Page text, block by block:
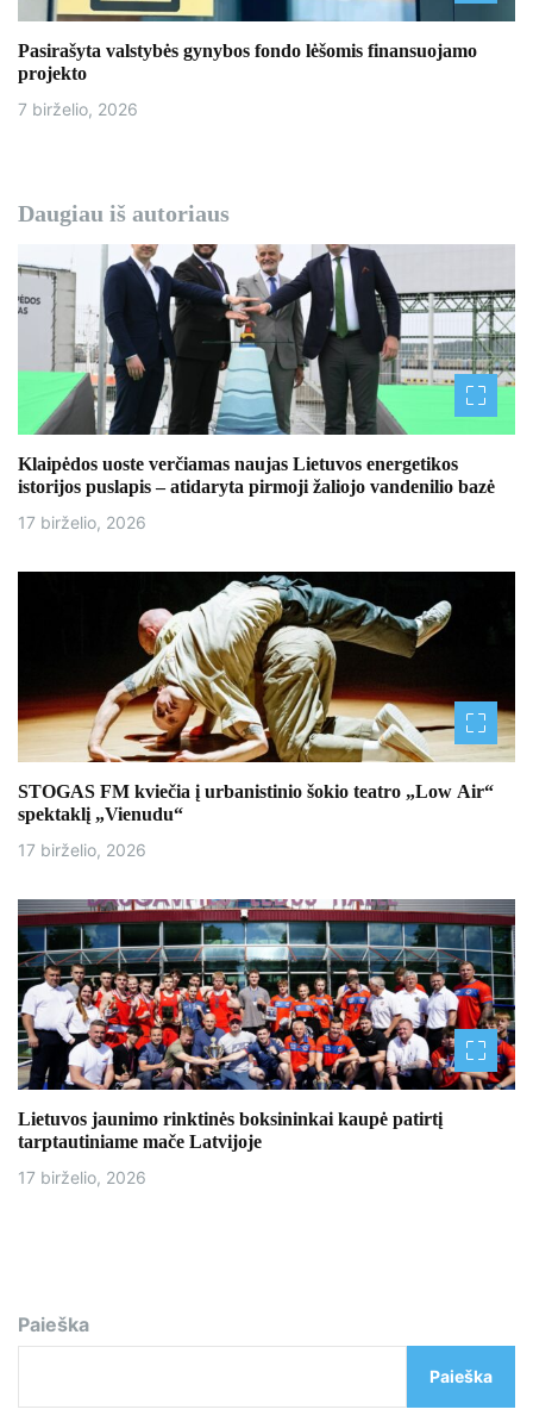
Pasirašyta valstybės gynybos fondo lėšomis finansuojamo
projekto
7 birželio, 2026
Daugiau iš autoriaus
Klaipėdos uoste verčiamas naujas Lietuvos energetikos
istorijos puslapis – atidaryta pirmoji žaliojo vandenilio bazė
17 birželio, 2026
STOGAS FM kviečia į urbanistinio šokio teatro „Low Air“
spektaklį „Vienudu“
17 birželio, 2026
Lietuvos jaunimo rinktinės boksininkai kaupė patirtį
tarptautiniame mače Latvijoje
17 birželio, 2026
Paieška
Paieška